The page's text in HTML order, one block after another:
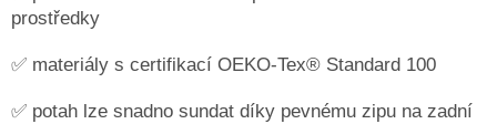
osobních
údajů
Obchodní
prostředky
✅ materiály s certifikací OEKO-Tex® Standard 100
✅ potah lze snadno sundat díky pevnému zipu na zadní